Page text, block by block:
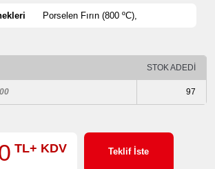
Porselen Fırın (800 ºC),
STOK ADEDİ
97
TL+ KDV Teklif İste